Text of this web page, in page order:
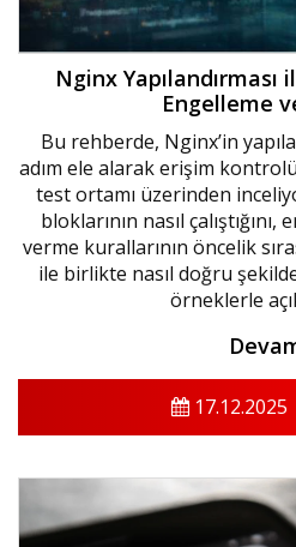
Nginx
Engelleme
Bu rehberde, Nginx’in
adım ele alarak erişim
test ortamı üzerinden
bloklarının nasıl
verme kurallarının öncelik
ile birlikte nasıl doğru
örneklerle
17.12.2025